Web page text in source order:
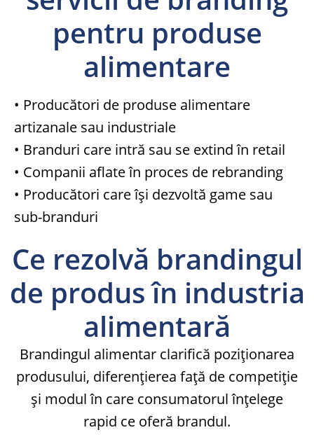
pentru produse
alimentare
• Producători de produse alimentare
artizanale sau industriale
• Branduri care intră sau se extind în retail
• Companii aflate în proces de rebranding
• Producători care își dezvoltă game sau
sub-branduri
Ce rezolvă brandingul
de produs în industria
alimentară
Brandingul alimentar clarifică poziționarea
produsului, diferențierea față de competiție
și modul în care consumatorul înțelege
rapid ce oferă brandul.